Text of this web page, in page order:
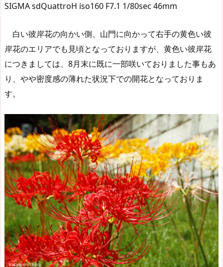
SIGMA sdQuattroH iso160 F7.1 1/80sec 46mm
白い彼岸花の向かい側、山門に向かって右手の黄色い彼
岸花のエリアでも見頃となっておりますが、黄色い彼岸花
につきましては、8月末に既に一部咲いておりました事もあ
り、やや密度感の薄れた状況下での開花となっておりま
す。